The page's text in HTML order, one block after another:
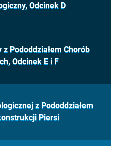
Odcinek D
z Pododdziałem Chorób
Odcinek E i F
z Pododdziałem
Piersi